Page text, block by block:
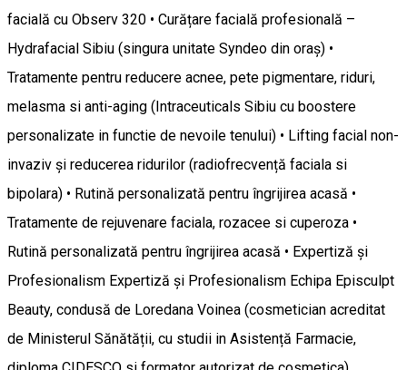
facială cu Observ 320 • Curățare facială profesională –
Hydrafacial Sibiu (singura unitate Syndeo din oraș) •
Tratamente pentru reducere acnee, pete pigmentare, riduri,
melasma si anti-aging (Intraceuticals Sibiu cu boostere
personalizate in functie de nevoile tenului) • Lifting facial non-
invaziv și reducerea ridurilor (radiofrecvență faciala si
bipolara) • Rutină personalizată pentru îngrijirea acasă •
Tratamente de rejuvenare faciala, rozacee si cuperoza •
Rutină personalizată pentru îngrijirea acasă • Expertiză și
Profesionalism Expertiză și Profesionalism Echipa Episculpt
Beauty, condusă de Loredana Voinea (cosmetician acreditat
de Ministerul Sănătății, cu studii in Asistență Farmacie,